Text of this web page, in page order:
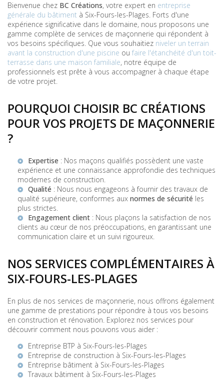
Bienvenue chez BC Créations, votre expert en entreprise
générale du bâtiment à Six-Fours-les-Plages. Forts d'une
expérience significative dans le domaine, nous proposons une
gamme complète de services de maçonnerie qui répondent à
vos besoins spécifiques. Que vous souhaitiez niveler un terrain
avant la construction d'une piscine ou faire l'étanchéité d'un toit-
terrasse dans une maison familiale, notre équipe de
professionnels est prête à vous accompagner à chaque étape
de votre projet.
POURQUOI CHOISIR BC CRÉATIONS
POUR VOS PROJETS DE MAÇONNERIE
?
Expertise : Nos maçons qualifiés possèdent une vaste
expérience et une connaissance approfondie des techniques
modernes de construction.
Qualité : Nous nous engageons à fournir des travaux de
qualité supérieure, conformes aux normes de sécurité les
plus strictes.
Engagement client : Nous plaçons la satisfaction de nos
clients au cœur de nos préoccupations, en garantissant une
communication claire et un suivi rigoureux.
NOS SERVICES COMPLÉMENTAIRES À
SIX-FOURS-LES-PLAGES
En plus de nos services de maçonnerie, nous offrons également
une gamme de prestations pour répondre à tous vos besoins
en construction et rénovation. Explorez nos services pour
découvrir comment nous pouvons vous aider :
Entreprise BTP à Six-Fours-les-Plages
Entreprise de construction à Six-Fours-les-Plages
Entreprise bâtiment à Six-Fours-les-Plages
Travaux bâtiment à Six-Fours-les-Plages